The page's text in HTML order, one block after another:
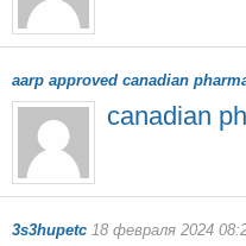
aarp approved canadian
canadian
3s3hupetc 18 февраля 2024